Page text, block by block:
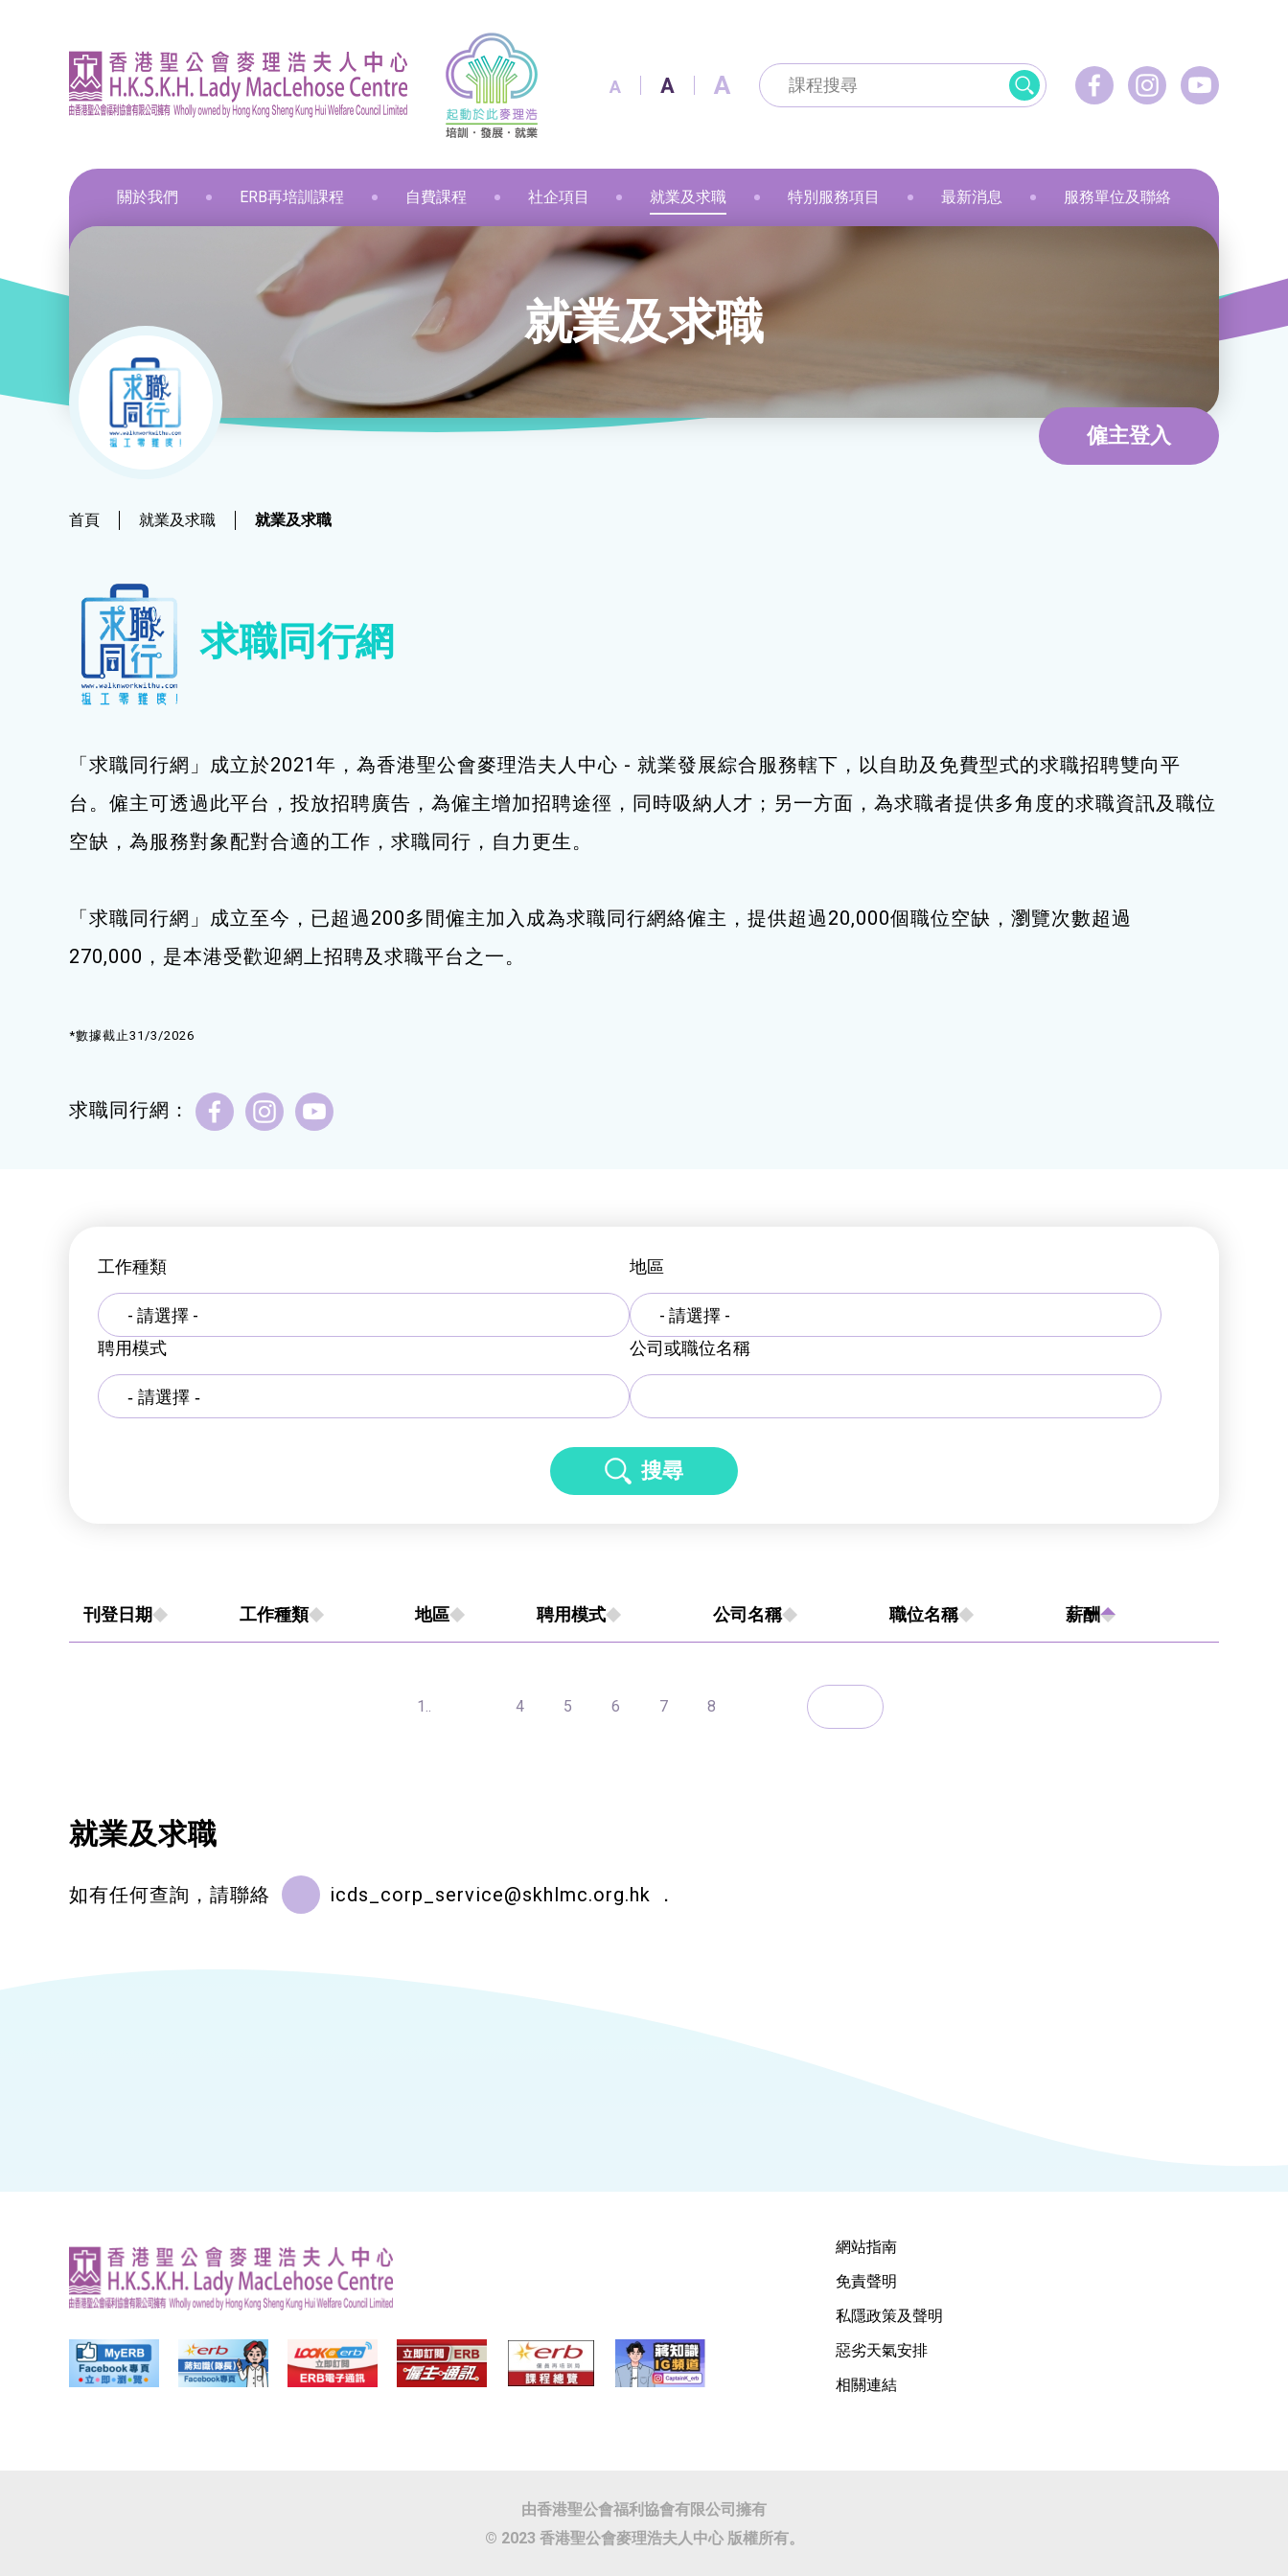
A A A
關於我們
葵涌區 – 工商業社會服務部
葵涌邨旭葵樓 - 葵涌社區服務中心
青衣區 – 青衣綜合服務中心
荃灣區 – 梨木樹綜合服務中心
ERB再培訓課程
資訊及通訊科技 金融財務
中醫保健
美容 美髮
酒店 教育康體
印刷及出版 個人素養
職業語文 健康護理
旅遊
技能提升課程
飲食 美容
中醫保健 健康護理
物業管理及保安 社會服務
商業 環境服務
少數族裔人士課程
飲食 職業語文
通用技能 職業語文
飲食 商業
ERB服務點
ERB資訊
自費課程
髮型改造 動物保健
手語課程
急救課程
化妝 美容
布藝手工
布藝製作 車縫
花藝手工
保鮮花手作 押花手作
新春注連繩
寵物護理及美容
寵物急救
藝術分享
和諧粉彩 蠟燭
星際漫遊 小廚神學堂
和諧粉彩畫(兒童) Sweet Heart 甜品工房
社企項目
寵愛軒
麥理浩餐廳
融藝工房
融藝坊
就業及求職
就業及求職
最新資訊 / 招聘會
求職錦囊
僱主及企業服務
特別服務項目 最新消息 服務單位及聯絡
就業及求職
僱主登入
首頁 就業及求職 就業及求職
求職同行網
「求職同行網」成立於2021年，為香港聖公會麥理浩夫人中心 - 就業發展綜合服務轄下，以自助及免費型式的求職招聘雙向平
台。僱主可透過此平台，投放招聘廣告，為僱主增加招聘途徑，同時吸納人才；另一方面，為求職者提供多角度的求職資訊及職位
空缺，為服務對象配對合適的工作，求職同行，自力更生。
「求職同行網」成立至今，已超過200多間僱主加入成為求職同行網絡僱主，提供超過20,000個職位空缺，瀏覽次數超過
270,000，是本港受歡迎網上招聘及求職平台之一。
*數據截止31/3/2026
求職同行網：
工作種類
- 請選擇 -
地區
- 請選擇 -
聘用模式
公司或職位名稱
搜尋
刊登日期 工作種類 地區 聘用模式 公司名稱 職位名稱 薪酬
1.. 4 5 6 7 8
就業及求職
如有任何查詢，請聯絡 icds_corp_service@skhlmc.org.hk ．
網站指南
免責聲明
私隱政策及聲明
惡劣天氣安排
相關連結
由香港聖公會福利協會有限公司擁有
© 2023 香港聖公會麥理浩夫人中心 版權所有。